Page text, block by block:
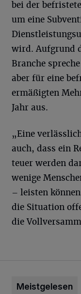
bei der
um eine
wird. Aufgrund
Branche
aber für eine
ermäßigten
Jahr aus.
„Eine
auch, dass ein
teuer werden
wenige
– leisten
die Situation
die
Meistgelesen